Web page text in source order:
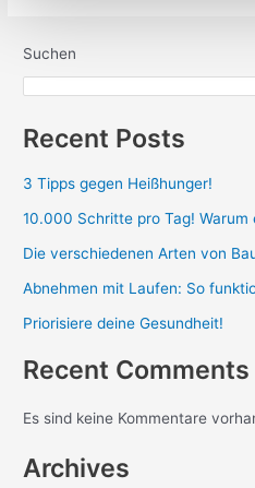
Suchen
Recent Posts
3 Tipps gegen Heißhunger!
10.000 Schritte pro Tag! Warum
Die verschiedenen Arten von
Abnehmen mit Laufen: So
Priorisiere deine Gesundheit!
Recent Comments
Es sind keine Kommentare
Archives